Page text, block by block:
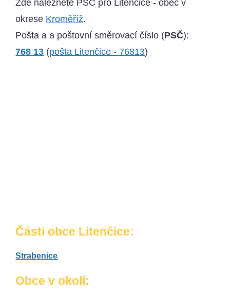
Zde naleznete PSČ pro Litenčice - obec v
okrese Kroměříž.
Pošta a a poštovní směrovací číslo (PSČ):
768 13 (pošta Litenčice - 76813)
Části obce Litenčice:
Strabenice
Obce v okolí: